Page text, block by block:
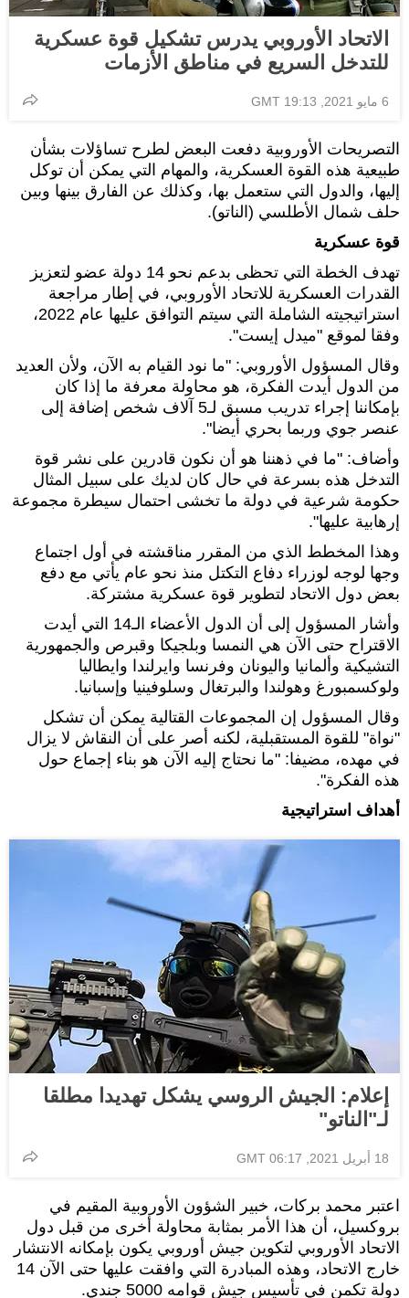
الاتحاد الأوروبي يدرس تشكيل قوة عسكرية
للتدخل السريع في مناطق الأزمات
6 مايو 2021, 19:13 GMT
التصريحات الأوروبية دفعت البعض لطرح تساؤلات بشأن
طبيعية هذه القوة العسكرية، والمهام التي يمكن أن توكل
إليها، والدول التي ستعمل بها، وكذلك عن الفارق بينها وبين
حلف شمال الأطلسي (الناتو).
قوة عسكرية
تهدف الخطة التي تحظى بدعم نحو 14 دولة عضو لتعزيز
القدرات العسكرية للاتحاد الأوروبي، في إطار مراجعة
استراتيجيته الشاملة التي سيتم التوافق عليها عام 2022،
وفقا لموقع "ميدل إيست".
وقال المسؤول الأوروبي: "ما نود القيام به الآن، ولأن العديد
من الدول أيدت الفكرة، هو محاولة معرفة ما إذا كان
بإمكاننا إجراء تدريب مسبق لـ5 آلاف شخص إضافة إلى
عنصر جوي وربما بحري أيضا".
وأضاف: "ما في ذهننا هو أن نكون قادرين على نشر قوة
التدخل هذه بسرعة في حال كان لديك على سبيل المثال
حكومة شرعية في دولة ما تخشى احتمال سيطرة مجموعة
إرهابية عليها".
وهذا المخطط الذي من المقرر مناقشته في أول اجتماع
وجها لوجه لوزراء دفاع التكتل منذ نحو عام يأتي مع دفع
بعض دول الاتحاد لتطوير قوة عسكرية مشتركة.
وأشار المسؤول إلى أن الدول الأعضاء الـ14 التي أيدت
الاقتراح حتى الآن هي النمسا وبلجيكا وقبرص والجمهورية
التشيكية وألمانيا واليونان وفرنسا وايرلندا وايطاليا
ولوكسمبورغ وهولندا والبرتغال وسلوفينيا وإسبانيا.
وقال المسؤول إن المجموعات القتالية يمكن أن تشكل
"نواة" للقوة المستقبلية، لكنه أصر على أن النقاش لا يزال
في مهده، مضيفا: "ما نحتاج إليه الآن هو بناء إجماع حول
هذه الفكرة".
أهداف استراتيجية
إعلام: الجيش الروسي يشكل تهديدا مطلقا
لـ"الناتو"
18 أبريل 2021, 06:17 GMT
اعتبر محمد بركات، خبير الشؤون الأوروبية المقيم في
بروكسيل، أن هذا الأمر بمثابة محاولة أخرى من قبل دول
الاتحاد الأوروبي لتكوين جيش أوروبي يكون بإمكانه الانتشار
خارج الاتحاد، وهذه المبادرة التي وافقت عليها حتى الآن 14
دولة تكمن في تأسيس جيش قوامه 5000 جندي.